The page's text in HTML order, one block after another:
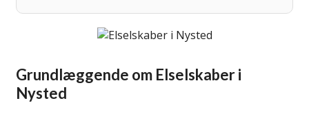
Grundlæggende om Elselskaber i
Nysted